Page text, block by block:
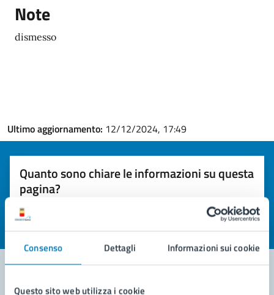
Consenso Dettagli Informazioni sui cookie
Questo sito web utilizza i cookie
Note
dismesso
Ultimo aggiornamento: 12/12/2024, 17:49
Quanto sono chiare le informazioni su questa
pagina?
Valuta la chiarezza delle informazioni (da 1 a 5 stelle)
Seleziona il numero di stelle per valutare la chiarezza delle